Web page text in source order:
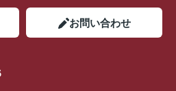
お問い合わせ